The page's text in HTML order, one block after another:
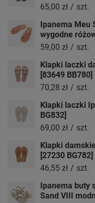
65,00 zł / szt.
Ipanema Meu
wygodne
59,00 zł / szt.
Klapki laczki
[83649 BB780]
70,28 zł / szt.
Klapki laczki
BG832]
69,00 zł / szt.
Klapki
[27230 BG782]
46,55 zł / szt.
Ipanema buty
Sand VIII